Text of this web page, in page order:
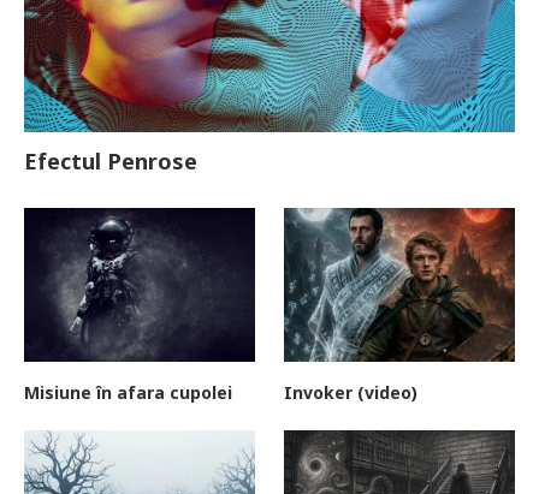
Efectul Penrose
Misiune în afara cupolei Invoker (video)